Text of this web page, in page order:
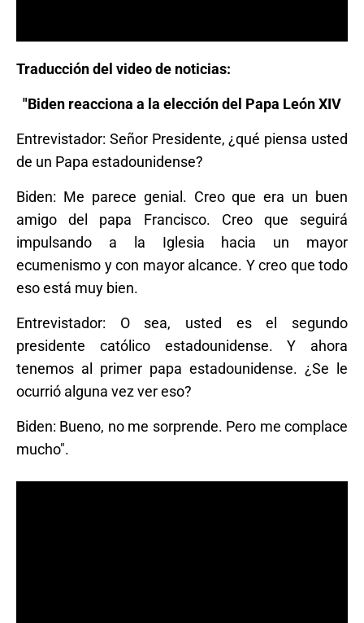
Traducción del video de noticias:
"Biden reacciona a la elección del Papa León XIV
Entrevistador: Señor Presidente, ¿qué piensa usted
de un Papa estadounidense?
Biden: Me parece genial. Creo que era un buen
amigo del papa Francisco. Creo que seguirá
impulsando a la Iglesia hacia un mayor
ecumenismo y con mayor alcance. Y creo que todo
eso está muy bien.
Entrevistador: O sea, usted es el segundo
presidente católico estadounidense. Y ahora
tenemos al primer papa estadounidense. ¿Se le
ocurrió alguna vez ver eso?
Biden: Bueno, no me sorprende. Pero me complace
mucho".